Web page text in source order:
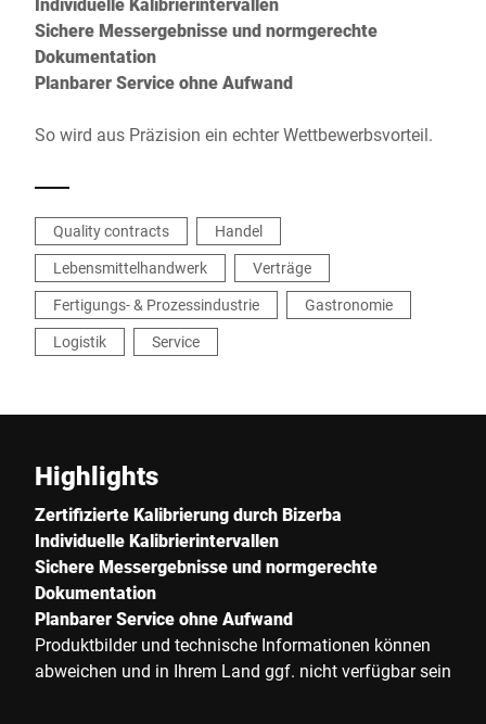
Sichere Messergebnisse und normgerechte
Dokumentation
Planbarer Service ohne Aufwand
So wird aus Präzision ein echter Wettbewerbsvorteil.
Quality contracts
Handel
Lebensmittelhandwerk
Verträge
Fertigungs- & Prozessindustrie
Gastronomie
Logistik
Service
Highlights
Zertifizierte Kalibrierung durch Bizerba
Individuelle Kalibrierintervallen
Sichere Messergebnisse und normgerechte
Dokumentation
Planbarer Service ohne Aufwand
Produktbilder und technische Informationen können
abweichen und in Ihrem Land ggf. nicht verfügbar sein